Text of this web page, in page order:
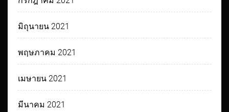
มิถุนายน 2021
พฤษภาคม 2021
เมษายน 2021
มีนาคม 2021